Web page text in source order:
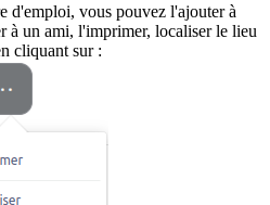
d'emploi, vous pouvez l'ajouter à
à un ami, l'imprimer, localiser le lieu
cliquant sur :